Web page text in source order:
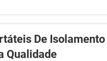
De
Qualidade